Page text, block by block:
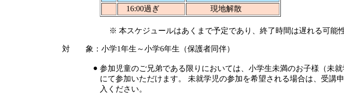
16:00過ぎ
現地解散
※ 本スケジュールはあくまで予定であり、終了時間は遅れる可能性が
対 象：小学1年生～小学6年生（保護者同伴）
● 参加児童のご兄弟である限りにおいては、小学生未満のお子様（未
にて参加いただけます。 未就学児の参加を希望される場合は、受
入ください。